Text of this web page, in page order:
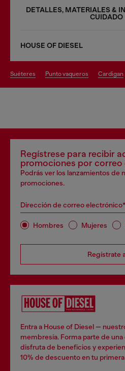
DETALLES, MATERIALES &
CUIDADO
HOUSE OF DIESEL
suéteres punto vaqueros cardigan
Regístrese para recibir
promociones por correo
Podrás ver los lanzamientos de
promociones.
Dirección de correo electrónico*
Hombres Mujeres
Regístrate
Entra a House of Diesel —
membresía. Forma parte de
disfruta de beneficios y
10% de descuento en tu